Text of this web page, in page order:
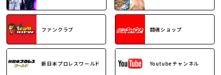
ファンクラブ 闘魂ショップ
新日本プロレスワールド Youtubeチャンネル